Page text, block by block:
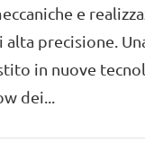
e
precisione.
in nuove
dei...